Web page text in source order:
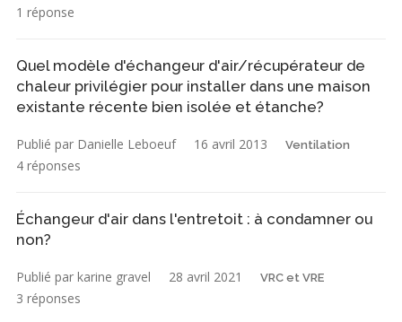
1 réponse
Quel modèle d'échangeur d'air/récupérateur de
chaleur privilégier pour installer dans une maison
existante récente bien isolée et étanche?
Publié par Danielle Leboeuf 16 avril 2013 Ventilation
4 réponses
Échangeur d'air dans l'entretoit : à condamner ou
non?
Publié par karine gravel 28 avril 2021 VRC et VRE
3 réponses